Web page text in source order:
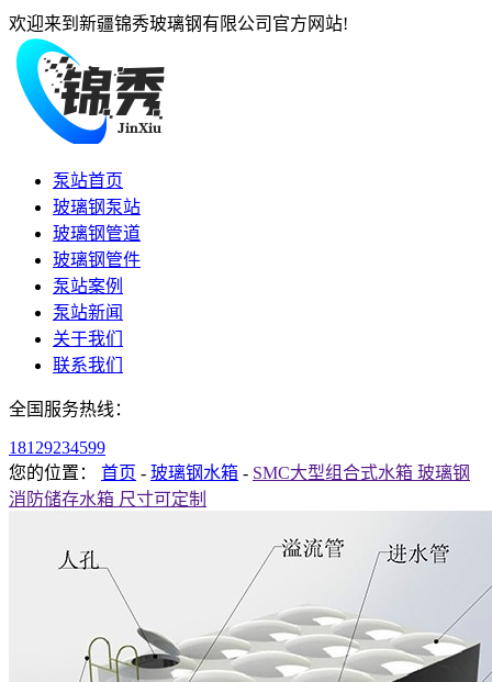
欢迎来到新疆锦秀玻璃钢有限公司官方网站!
泵站首页
玻璃钢泵站
玻璃钢管道
玻璃钢管件
泵站案例
泵站新闻
关于我们
联系我们
全国服务热线：
18129234599
您的位置： 首页 - 玻璃钢水箱 - SMC大型组合式水箱 玻璃钢
消防储存水箱 尺寸可定制